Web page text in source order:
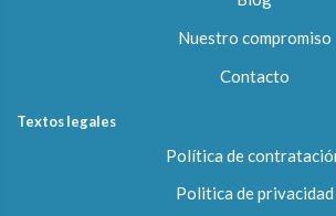
Nuestro compromiso
Contacto
Textos legales
Política de
Politica de privacidad